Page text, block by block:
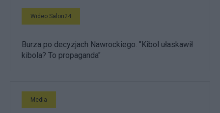
Wideo Salon24
Burza po decyzjach Nawrockiego. "Kibol ułaskawił
kibola? To propaganda"
Media